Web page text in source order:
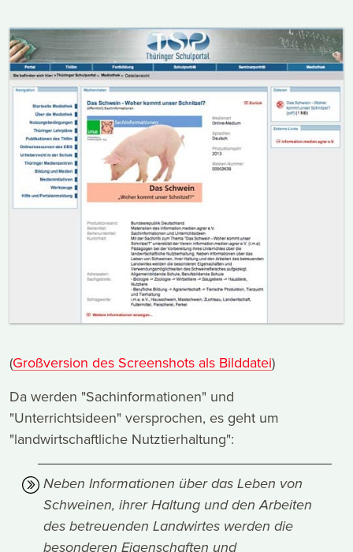
(Großversion des Screenshots als Bilddatei)
Da werden "Sachinformationen" und
"Unterrichtsideen" versprochen, es geht um
"landwirtschaftliche Nutztierhaltung":
Neben Informationen über das Leben von
Schweinen, ihrer Haltung und den Arbeiten
des betreuenden Landwirtes werden die
besonderen Eigenschaften und